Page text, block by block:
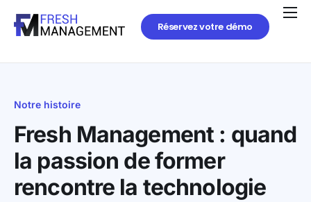
Réservez votre démo
Notre histoire
Fresh Management : quand
la passion de former
rencontre la technologie